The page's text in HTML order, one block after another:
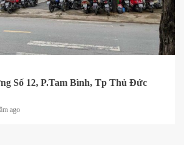
Số 12, P.Tam Bình, Tp Thủ Đức
ago